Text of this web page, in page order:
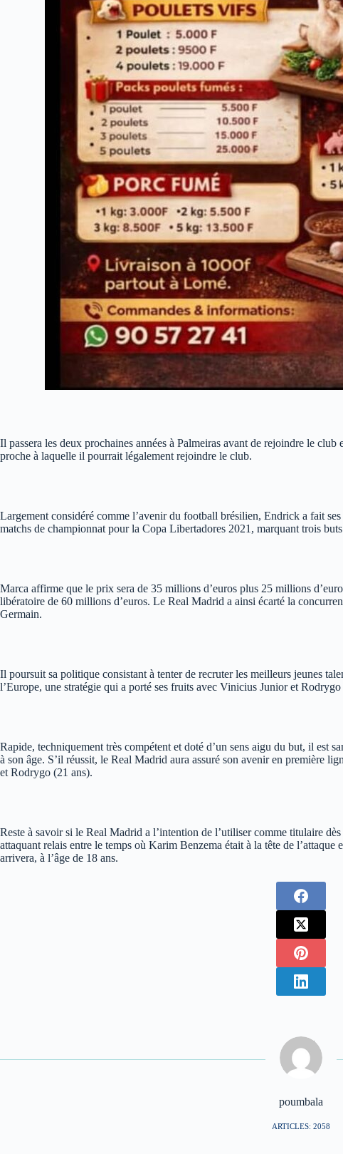
Il passera les deux prochaines années à Palmeiras avant de rejoindre le
proche à laquelle il pourrait légalement rejoindre le club.
Largement considéré comme l’avenir du football brésilien, Endrick a fait
matchs de championnat pour la Copa Libertadores 2021, marquant trois
Marca affirme que le prix sera de 35 millions d’euros plus 25 millions
libératoire de 60 millions d’euros. Le Real Madrid a ainsi écarté la
Germain.
Il poursuit sa politique consistant à tenter de recruter les meilleurs jeunes
l’Europe, une stratégie qui a porté ses fruits avec Vinicius Junior et
Rapide, techniquement très compétent et doté d’un sens aigu du but, il est
à son âge. S’il réussit, le Real Madrid aura assuré son avenir en première
et Rodrygo (21 ans).
Reste à savoir si le Real Madrid a l’intention de l’utiliser comme titulaire
attaquant relais entre le temps où Karim Benzema était à la tête de
arrivera, à l’âge de 18 ans.
poumbala
ARTICLES: 2058